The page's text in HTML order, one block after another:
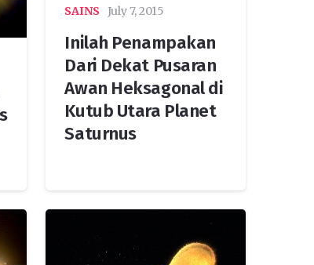
SAINS July 7, 2015
Inilah Penampakan
Dari Dekat Pusaran
Awan Heksagonal di
Kutub Utara Planet
Saturnus